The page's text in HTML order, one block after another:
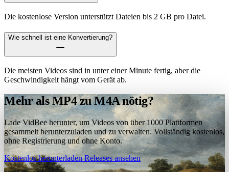
Die kostenlose Version unterstützt Dateien bis 2 GB pro Datei.
Wie schnell ist eine Konvertierung?
Die meisten Videos sind in unter einer Minute fertig, aber die
Geschwindigkeit hängt vom Gerät ab.
Mehr als MP4 zu M4A nötig?
Lade VidBee herunter, um Videos von über 1000 Plattformen
gesammelt herunterzuladen und zu verwalten. Vollständig kostenlos,
ohne Registrierung und ohne Konto.
Kostenlos herunterladenReleases ansehen